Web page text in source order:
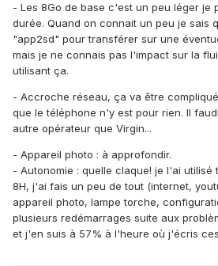
- Les 8Go de base c'est un peu léger je
durée. Quand on connait un peu je sais
"app2sd" pour transférer sur une
mais je ne connais pas l'impact sur la
utilisant ça.
- Accroche réseau, ça va être
que le téléphone n'y est pour rien. Il
autre opérateur que Virgin...
- Appareil photo : à approfondir.
- Autonomie : quelle claque! je l'ai utilisé
8H, j'ai fais un peu de tout (internet,
appareil photo, lampe torche,
plusieurs redémarrages suite aux
et j'en suis à 57% à l'heure où j'écris